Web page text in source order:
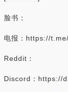
脸书：
电报：https://
Reddit：
Discord：https://